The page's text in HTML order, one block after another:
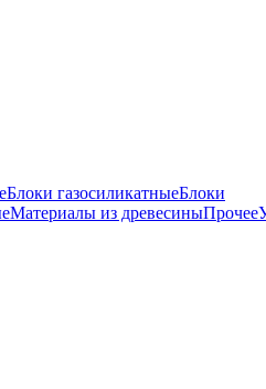
Блоки газосиликатныеБлоки
Материалы из древесиныПрочее